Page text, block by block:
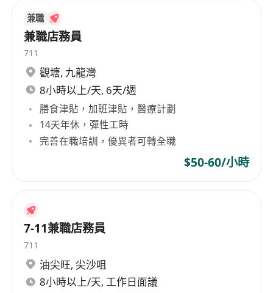
兼職
兼職店務員
711
觀塘, 九龍灣
8小時以上/天, 6天/週
膳食津貼，加班津貼，醫療計劃
14天年休，彈性工時
完善在職培訓，優異者可轉全職
$50-60/小時
7-11兼職店務員
711
油尖旺, 尖沙咀
8小時以上/天, 工作日面議